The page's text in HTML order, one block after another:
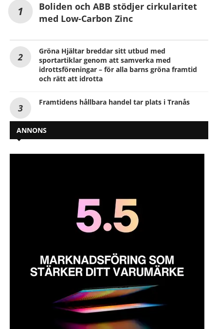
Boliden och ABB stödjer cirkularitet
med Low-Carbon Zinc
Gröna Hjältar breddar sitt utbud med
sportartiklar genom att samverka med
idrottsföreningar – för alla barns gröna framtid
och rätt att idrotta
Framtidens hållbara handel tar plats i Tranås
ANNONS